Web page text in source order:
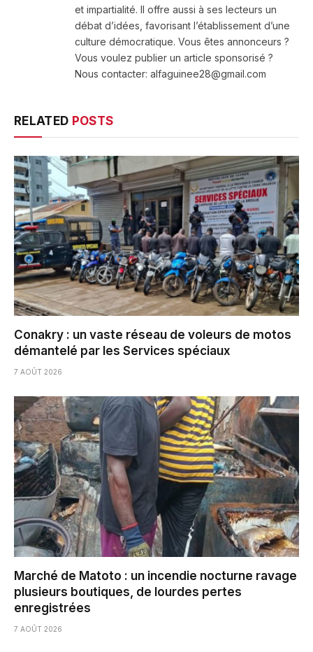
et impartialité. Il offre aussi à ses lecteurs un
débat d’idées, favorisant l’établissement d’une
culture démocratique. Vous êtes annonceurs ?
Vous voulez publier un article sponsorisé ?
Nous contacter: alfaguinee28@gmail.com
RELATED POSTS
Conakry : un vaste réseau de voleurs de motos
démantelé par les Services spéciaux
7 AOÛT 2026
Marché de Matoto : un incendie nocturne ravage
plusieurs boutiques, de lourdes pertes
enregistrées
7 AOÛT 2026